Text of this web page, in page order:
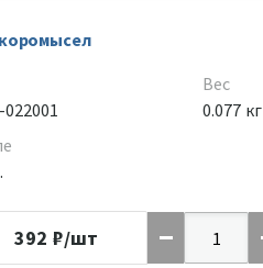
022001
Вес
0.077 кг
392 ₽/шт